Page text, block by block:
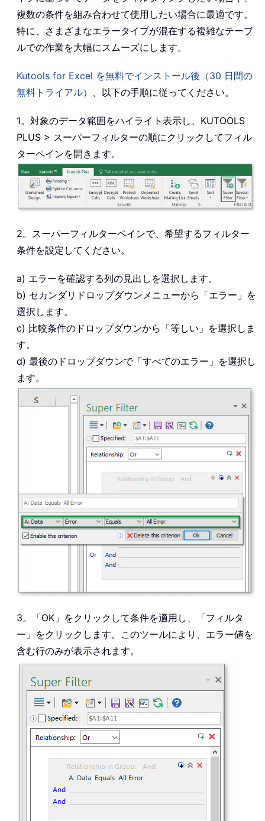
複数の条件を組み合わせて使用したい場合に最適です。
特に、さまざまなエラータイプが混在する複雑なテーブ
ルでの作業を大幅にスムーズにします。
Kutools for Excel を無料でインストール後（30 日間の
無料トライアル）
、以下の手順に従ってください。
1。対象のデータ範囲をハイライト表示し、KUTOOLS
PLUS > スーパーフィルターの順にクリックしてフィル
ターペインを開きます。
2。スーパーフィルターペインで、希望するフィルター
条件を設定してください。
a) エラーを確認する列の見出しを選択します。
b) セカンダリドロップダウンメニューから「エラー」を
選択します。
c) 比較条件のドロップダウンから「等しい」を選択しま
す。
d) 最後のドロップダウンで「すべてのエラー」を選択し
ます。
3。「OK」をクリックして条件を適用し、「フィルタ
ー」をクリックします。このツールにより、エラー値を
含む行のみが表示されます。